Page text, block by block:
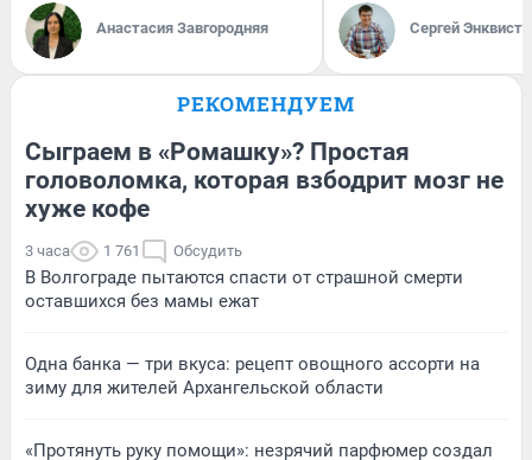
Анастасия Завгородняя Сергей Энквист
РЕКОМЕНДУЕМ
Сыграем в «Ромашку»? Простая
головоломка, которая взбодрит мозг не
хуже кофе
3 часа 1 761 Обсудить
В Волгограде пытаются спасти от страшной смерти
оставшихся без мамы ежат
Одна банка — три вкуса: рецепт овощного ассорти на
зиму для жителей Архангельской области
«Протянуть руку помощи»: незрячий парфюмер создал